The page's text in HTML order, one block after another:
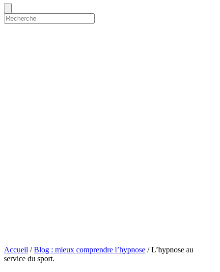
Accueil /Blog : mieux comprendre l’hypnose /L’hypnose au
service du sport.